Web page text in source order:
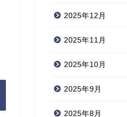
2025年12月
2025年11月
2025年10月
2025年9月
2025年8月